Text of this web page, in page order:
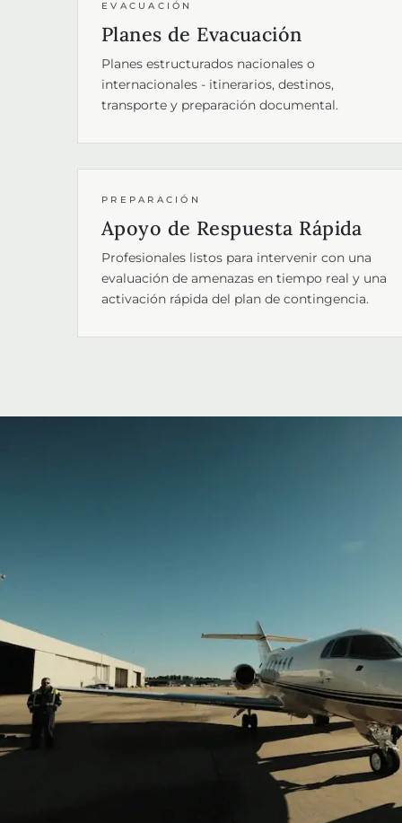
EVACUACIÓN
Planes de Evacuación
Planes estructurados nacionales o
internacionales - itinerarios, destinos,
transporte y preparación documental.
PREPARACIÓN
Apoyo de Respuesta Rápida
Profesionales listos para intervenir con una
evaluación de amenazas en tiempo real y una
activación rápida del plan de contingencia.